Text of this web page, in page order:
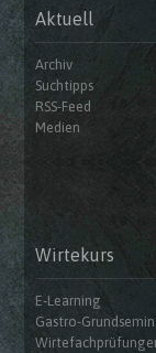
Aktuell
Archiv
Suchtipps
RSS-Feed
Medien
Wirtekurs
E-Learning
Gastro-